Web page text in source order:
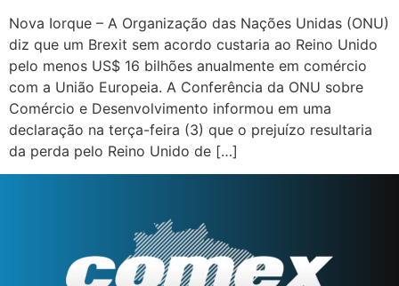
Nova Iorque – A Organização das Nações Unidas (ONU)
diz que um Brexit sem acordo custaria ao Reino Unido
pelo menos US$ 16 bilhões anualmente em comércio
com a União Europeia. A Conferência da ONU sobre
Comércio e Desenvolvimento informou em uma
declaração na terça-feira (3) que o prejuízo resultaria
da perda pelo Reino Unido de […]